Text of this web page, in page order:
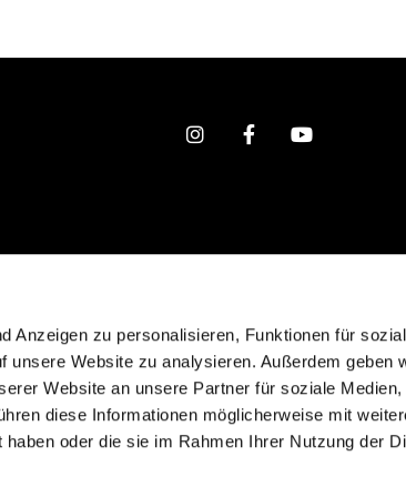
Anzeigen zu personalisieren, Funktionen für
unsere Website zu analysieren. Außerdem geben
Website an unsere Partner für soziale Medien,
diese Informationen möglicherweise mit
oder die sie im Rahmen Ihrer Nutzung der
Datenschutzerklärung ChurchDesk-